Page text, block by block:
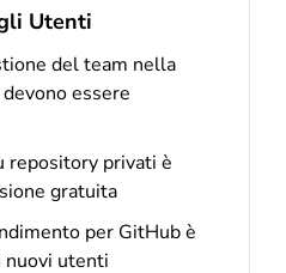
Utenti
del team nella
essere
repository privati è
gratuita
per GitHub è
nuovi utenti